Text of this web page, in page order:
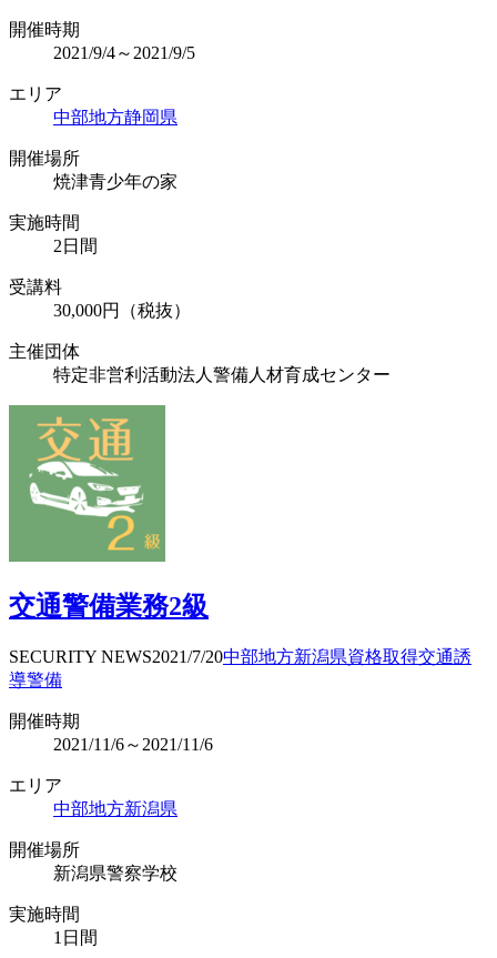
開催時期
2021/9/4～2021/9/5
エリア
中部地方静岡県
開催場所
焼津青少年の家
実施時間
2日間
受講料
30,000円（税抜）
主催団体
特定非営利活動法人警備人材育成センター
交通警備業務2級
SECURITY NEWS2021/7/20中部地方新潟県資格取得交通誘
導警備
開催時期
2021/11/6～2021/11/6
エリア
中部地方新潟県
開催場所
新潟県警察学校
実施時間
1日間